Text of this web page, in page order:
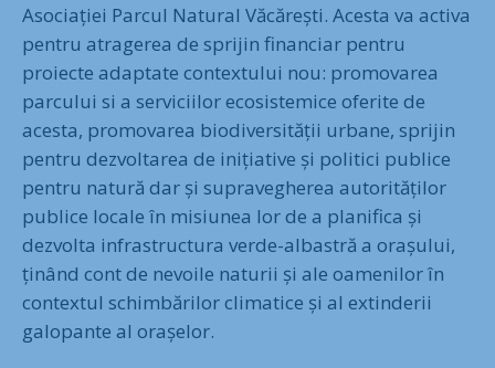
Asociației Parcul Natural Văcărești. Acesta va activa
pentru atragerea de sprijin financiar pentru
proiecte adaptate contextului nou: promovarea
parcului si a serviciilor ecosistemice oferite de
acesta, promovarea biodiversității urbane, sprijin
pentru dezvoltarea de inițiative și politici publice
pentru natură dar și supravegherea autorităților
publice locale în misiunea lor de a planifica și
dezvolta infrastructura verde-albastră a orașului,
ținând cont de nevoile naturii și ale oamenilor în
contextul schimbărilor climatice și al extinderii
galopante al orașelor.